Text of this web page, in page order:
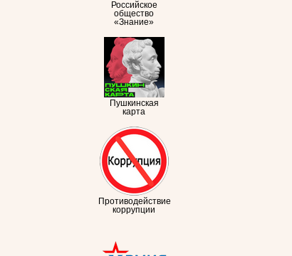
Российское
общество
«Знание»
Пушкинская
карта
Противодействие
коррупции